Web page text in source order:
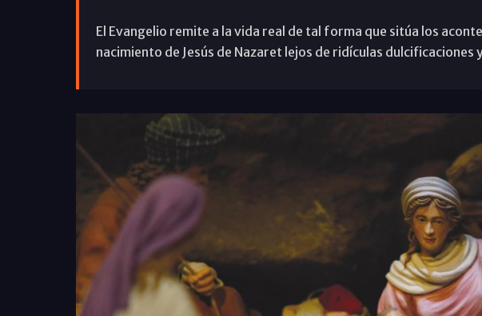
El Evangelio remite a la vida real de tal forma que sitúa los
nacimiento de Jesús de Nazaret lejos de ridículas dulcificaciones